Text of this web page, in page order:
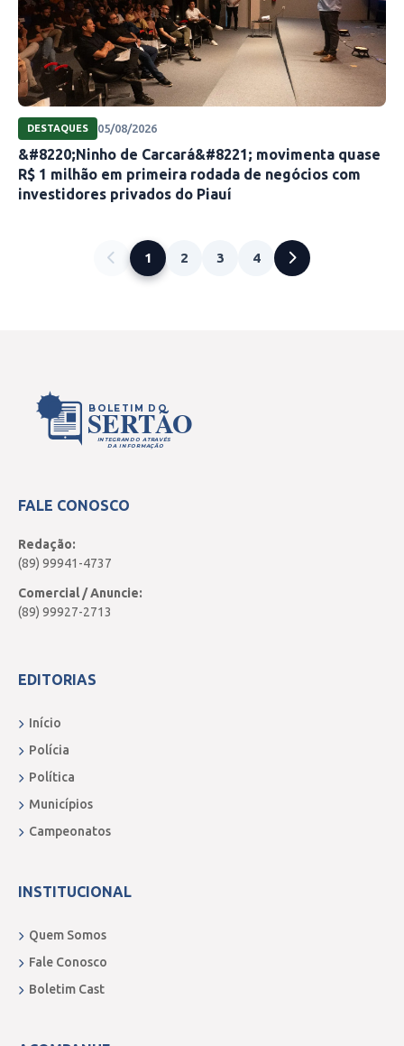
DESTAQUES 05/08/2026
&#8220;Ninho de Carcará&#8221; movimenta quase
R$ 1 milhão em primeira rodada de negócios com
investidores privados do Piauí
1 2 3 4
BOLETIM DO
SERTÃO
INTEGRANDO ATRAVÉS
DA INFORMAÇÃO
FALE CONOSCO
Redação:
(89) 99941-4737
Comercial / Anuncie:
(89) 99927-2713
EDITORIAS
Início
Polícia
Política
Municípios
Campeonatos
INSTITUCIONAL
Quem Somos
Fale Conosco
Boletim Cast